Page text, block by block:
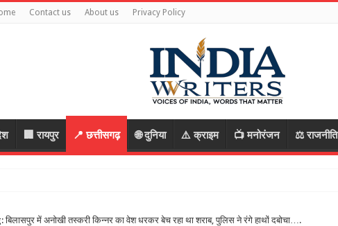
Contact us About us Privacy Policy
🏢 रायपुर 📍 छत्तीसगढ़ 🌐 दुनिया ⚠️ क्राइम 📺 मनोरंजन ⚖️ राजनीति
में अनोखी तस्करी किन्नर का वेश धरकर बेच रहा था शराब, पुलिस ने रंगे हाथों दबोचा….